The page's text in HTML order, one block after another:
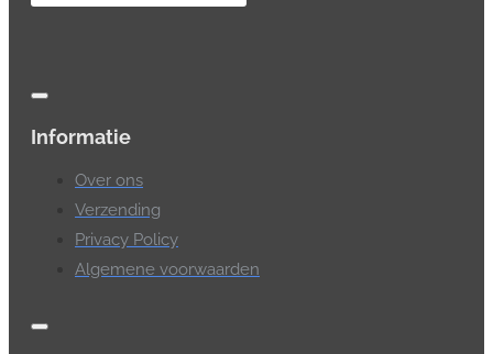
Informatie
Over ons
Verzending
Privacy Policy
Algemene voorwaarden